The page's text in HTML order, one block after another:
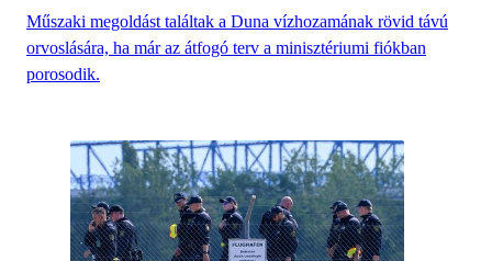
Műszaki megoldást találtak a Duna vízhozamának rövid távú
orvoslására, ha már az átfogó terv a minisztériumi fiókban
porosodik.